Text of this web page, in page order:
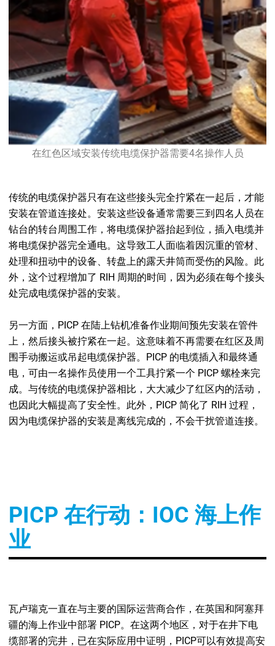
在红色区域安装传统电缆保护器需要4名操作人员
传统的电缆保护器只有在这些接头完全拧紧在一起后，才能
安装在管道连接处。安装这些设备通常需要三到四名人员在
钻台的转台周围工作，将电缆保护器抬起到位，插入电缆并
将电缆保护器完全通电。这导致工人面临着因沉重的管材、
处理和扭动中的设备、转盘上的露天井筒而受伤的风险。此
外，这个过程增加了 RIH 周期的时间，因为必须在每个接头
处完成电缆保护器的安装。
另一方面，PICP 在陆上钻机准备作业期间预先安装在管件
上，然后接头被拧紧在一起。这意味着不再需要在红区及周
围手动搬运或吊起电缆保护器。PICP 的电缆插入和最终通
电，可由一名操作员使用一个工具拧紧一个 PICP 螺栓来完
成。与传统的电缆保护器相比，大大减少了红区内的活动，
也因此大幅提高了安全性。此外，PICP 简化了 RIH 过程，
因为电缆保护器的安装是离线完成的，不会干扰管道连接。
PICP 在行动：IOC 海上作
业
瓦卢瑞克一直在与主要的国际运营商合作，在英国和阿塞拜
疆的海上作业中部署 PICP。在这两个地区，对于在井下电
缆部署的完井，已在实际应用中证明，PICP可以有效提高安